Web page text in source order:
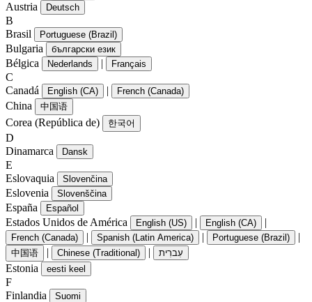
Austria Deutsch
B
Brasil
Portuguese (Brazil)
Bulgaria български език
Bélgica Nederlands | Français
C
Canadá
English (CA) | French (Canada)
China 中国语
Corea (República de) 한국어
D
Dinamarca
Dansk
E
Eslovaquia
Slovenčina
Eslovenia Slovenščina
España Español
Estados Unidos de América English (US) | English (CA) |
French (Canada) | Spanish (Latin America) | Portuguese (Brazil) |
中国语 | Chinese (Traditional) | עִברִית
Estonia eesti keel
F
Finlandia
Suomi